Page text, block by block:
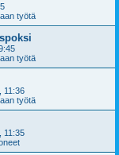
työtä
työtä
11:36
työtä
11:35